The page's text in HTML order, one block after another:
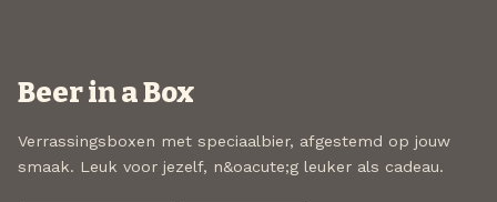
Beer in a Box
Verrassingsboxen met speciaalbier, afgestemd op jouw
smaak. Leuk voor jezelf, n&oacute;g leuker als cadeau.